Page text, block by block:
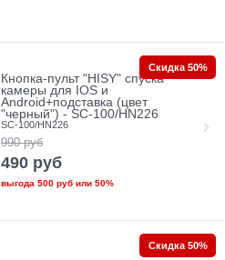
Кнопка-пульт "HISY" спуска
камеры для IOS и
Android+подставка (цвет
"черный") - SC-100/HN226
SC-100/HN226
990 руб
490 руб
выгода 500 рубили 50%
Скидка 50%
Скидка 50%